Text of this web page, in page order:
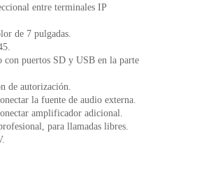
entre terminales IP
de 7 pulgadas.
puertos SD y USB en la parte
de autorización.
la fuente de audio externa.
amplificador adicional.
para llamadas libres.